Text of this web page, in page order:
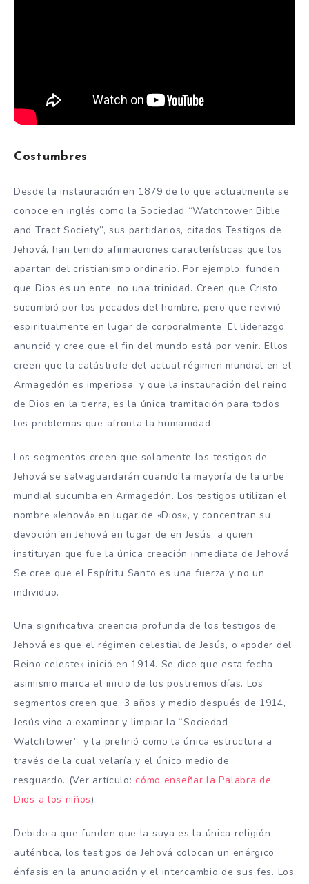
Costumbres
Desde la instauración en 1879 de lo que actualmente se
conoce en inglés como la Sociedad “Watchtower Bible
and Tract Society”, sus partidarios, citados Testigos de
Jehová, han tenido afirmaciones características que los
apartan del cristianismo ordinario. Por ejemplo, funden
que Dios es un ente, no una trinidad. Creen que Cristo
sucumbió por los pecados del hombre, pero que revivió
espiritualmente en lugar de corporalmente. El liderazgo
anunció y cree que el fin del mundo está por venir. Ellos
creen que la catástrofe del actual régimen mundial en el
Armagedón es imperiosa, y que la instauración del reino
de Dios en la tierra, es la única tramitación para todos
los problemas que afronta la humanidad.
Los segmentos creen que solamente los testigos de
Jehová se salvaguardarán cuando la mayoría de la urbe
mundial sucumba en Armagedón. Los testigos utilizan el
nombre «Jehová» en lugar de «Dios», y concentran su
devoción en Jehová en lugar de en Jesús, a quien
instituyan que fue la única creación inmediata de Jehová.
Se cree que el Espíritu Santo es una fuerza y ​​no un
individuo.
Una significativa creencia profunda de los testigos de
Jehová es que el régimen celestial de Jesús, o «poder del
Reino celeste» inició en 1914. Se dice que esta fecha
asimismo marca el inicio de los postremos días. Los
segmentos creen que, 3 años y medio después de 1914,
Jesús vino a examinar y limpiar la “Sociedad
Watchtower”, y la prefirió como la única estructura a
través de la cual velaría y el único medio de
resguardo. (Ver artículo: cómo enseñar la Palabra de
Dios a los niños)
Debido a que funden que la suya es la única religión
auténtica, los testigos de Jehová colocan un enérgico
énfasis en la anunciación y el intercambio de sus fes. Los